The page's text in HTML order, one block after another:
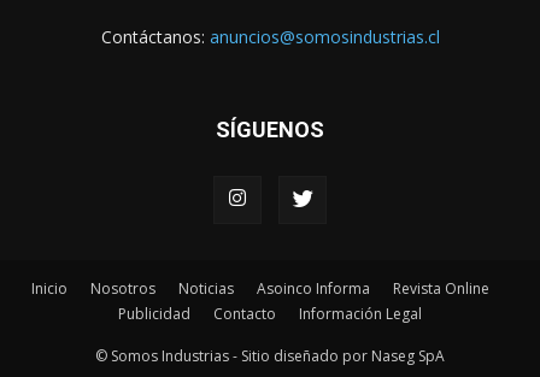
Contáctanos: anuncios@somosindustrias.cl
SÍGUENOS
Inicio Nosotros Noticias Asoinco Informa
Revista Online
Publicidad
Contacto Información Legal
© Somos Industrias - Sitio diseñado por Naseg SpA